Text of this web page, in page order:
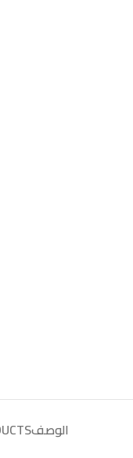
الوصف